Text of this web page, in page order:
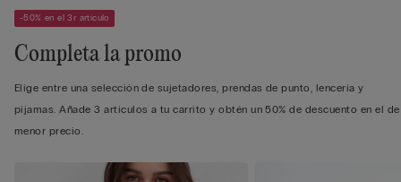
-50% en el 3r artículo
Completa la promo
Elige entre una selección de sujetadores, prendas de punto, lencería y
pijamas. Añade 3 artículos a tu carrito y obtén un 50% de descuento en el de
menor precio.